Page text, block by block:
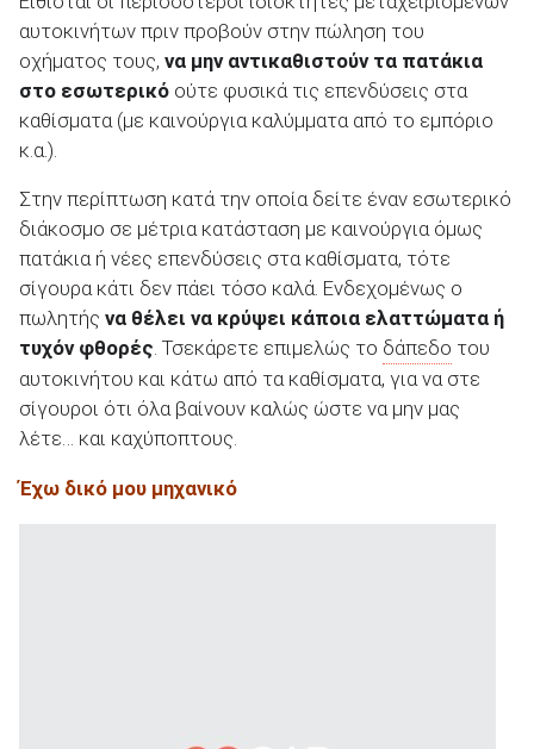
αυτοκινήτων πριν προβούν στην πώληση του
οχήματος τους, να μην αντικαθιστούν τα πατάκια
στο εσωτερικό ούτε φυσικά τις επενδύσεις στα
καθίσματα (με καινούργια καλύμματα από το εμπόριο
κ.α.).
Στην περίπτωση κατά την οποία δείτε έναν εσωτερικό
διάκοσμο σε μέτρια κατάσταση με καινούργια όμως
πατάκια ή νέες επενδύσεις στα καθίσματα, τότε
σίγουρα κάτι δεν πάει τόσο καλά. Ενδεχομένως ο
πωλητής να θέλει να κρύψει κάποια ελαττώματα ή
τυχόν φθορές. Τσεκάρετε επιμελώς το δάπεδο του
αυτοκινήτου και κάτω από τα καθίσματα, για να στε
σίγουροι ότι όλα βαίνουν καλώς ώστε να μην μας
λέτε… και καχύποπτους.
Έχω δικό μου μηχανικό